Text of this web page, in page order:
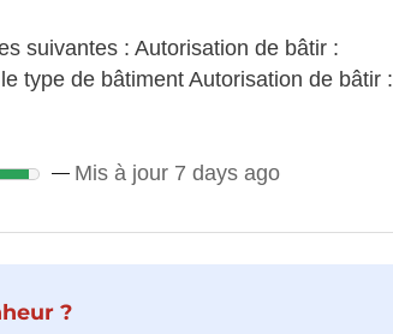
suivantes : Autorisation de bâtir :
type de bâtiment Autorisation de bâtir :
Mis à jour 7 days ago
?